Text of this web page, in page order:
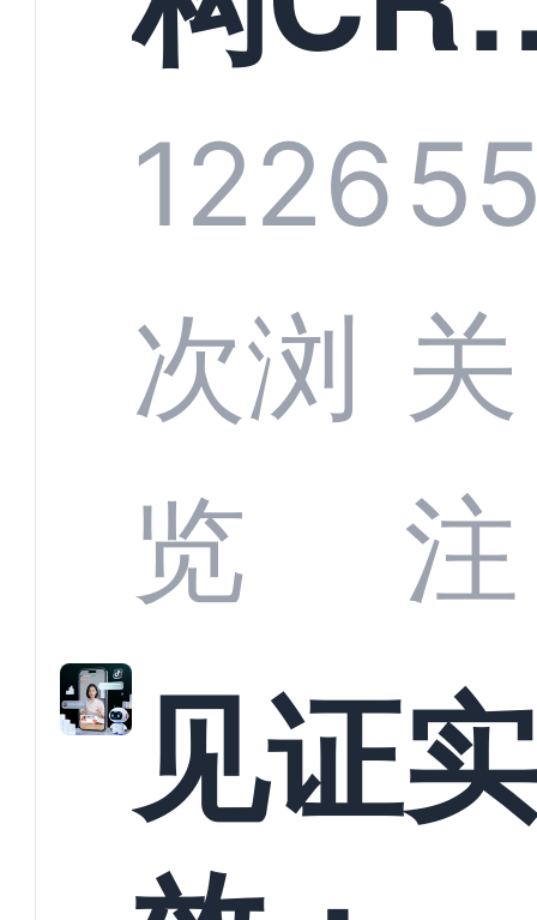
系统头
部供应
商深度
解析：
螳螂科
1226
次浏
览
关
注
见证实